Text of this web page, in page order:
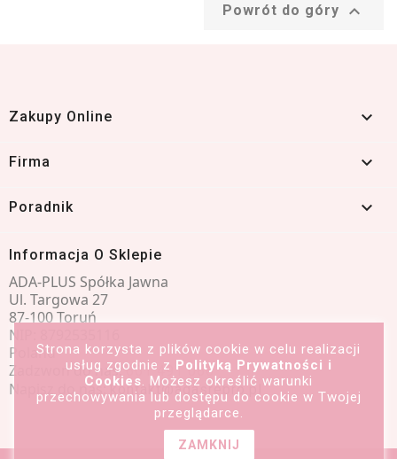
Powrót do góry 
Zakupy Online 
Firma 
Poradnik 
Informacja O Sklepie
ADA-PLUS Spółka Jawna
Ul. Targowa 27
87-100 Toruń
NIP: 8792535116
Poland
Zadzwoń do nas:601 491 066
Napisz do nas:kontakt@adasrebro.pl
Strona korzysta z plików cookie w celu realizacji
usług zgodnie z Polityką Prywatności i
Cookies. Możesz określić warunki
przechowywania lub dostępu do cookie w Twojej
przeglądarce.
ZAMKNIJ